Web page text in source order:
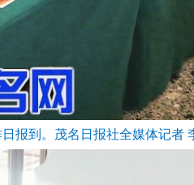
报到。茂名日报社全媒体记者